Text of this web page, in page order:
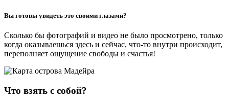
Вы готовы увидеть это своими глазами?
Сколько бы фотографий и видео не было просмотрено, только
когда оказываешься здесь и сейчас, что-то внутри происходит,
переполняет ощущение свободы и счастья!
Что взять с собой?